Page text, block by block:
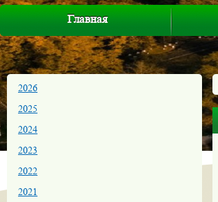
Главная
2026
2025
2024
2023
2022
2021